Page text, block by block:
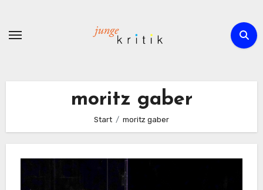
springen
moritz gaber
Start moritz gaber